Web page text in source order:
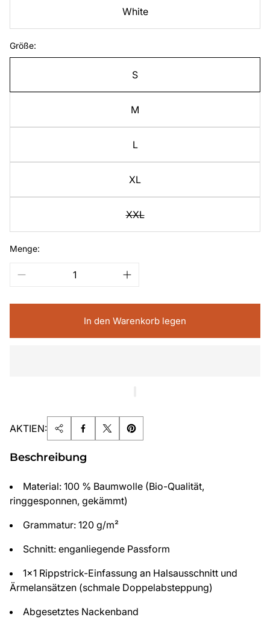
White
Größe:
S
M
L
XL
XXL
Menge:
In den Warenkorb legen
AKTIEN:
Beschreibung
Material: 100 % Baumwolle (Bio-Qualität,
ringgesponnen, gekämmt)
Grammatur: 120 g/m²
Schnitt: enganliegende Passform
1x1 Rippstrick-Einfassung an Halsausschnitt und
Ärmelansätzen (schmale Doppelabsteppung)
Abgesetztes Nackenband